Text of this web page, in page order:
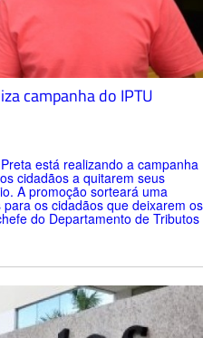
campanha do IPTU
está realizando a campanha
cidadãos a quitarem seus
A promoção sorteará uma
os cidadãos que deixarem os
do Departamento de Tributos